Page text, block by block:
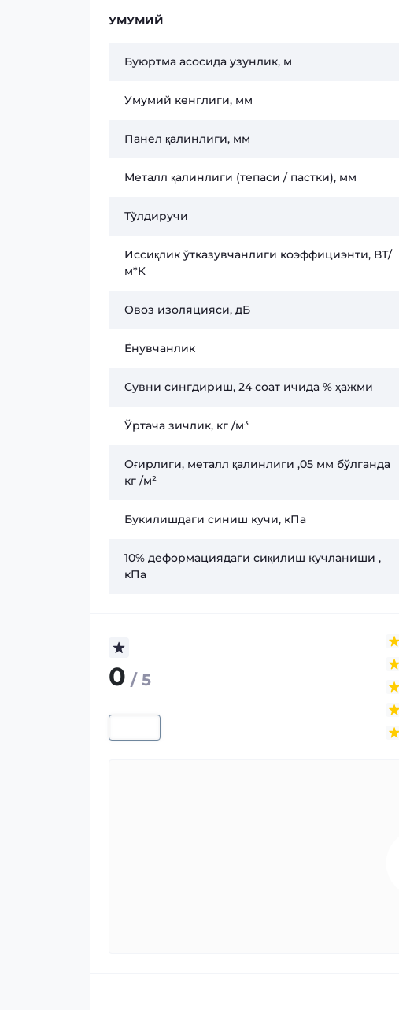
УМУМИЙ
Буюртма асосида узунлик, м
Умумий кенглиги, мм
Панел қалинлиги, мм
Металл қалинлиги (тепаси / пастки), мм
Тўлдиручи
Иссиқлик ўтказувчанлиги коэффициэнти, ВТ/
м*К
Овоз изоляцияси, дБ
Ёнувчанлик
Сувни сингдириш, 24 соат ичида % ҳажми
Ўртача зичлик, кг /м³
Оғирлиги, металл қалинлиги ,05 мм бўлганда
кг /м²
Букилишдаги синиш кучи, кПа
10% деформациядаги сиқилиш кучланиши ,
кПа
0 / 5